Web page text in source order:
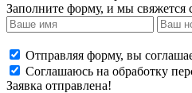
Заполните форму, и мы
Отправляя форму, вы
Соглашаюсь на обработку
Заявка отправлена!